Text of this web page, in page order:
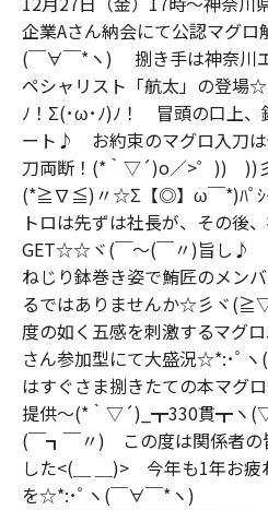
企業Aさん納会にて公認マグ
(￣∀￣*ヽ) 捌き手は神奈川
ペシャリスト「航太」の登場
ﾉ！Σ(･ω･ﾉ)ﾉ！ 冒頭の口上、
ート♪ お約束のマグロ入刀は
刀両断！(*｀▽´)o／>゜))
(*≧∇≦)〃☆Σ【◎】ω￣*)ﾊﾟｼ
トロは先ずは社長が、その後
GET☆☆ヾ(￣～(￣〃)旨し♪
ねじり鉢巻き姿で鮪匠のメン
るではありませんか☆彡ヾ
度の如く五感を刺激するマグ
さん参加型にて大盛況☆*:･
はすぐさま捌きたての本マグ
提供～(*｀▽´)_┳330貫┳ヽ
(￣┓￣〃) この度は関係者の
した<(＿ ＿)> 今年も1年お疲
を☆*:･ﾟヽ(￣∀￣*ヽ)